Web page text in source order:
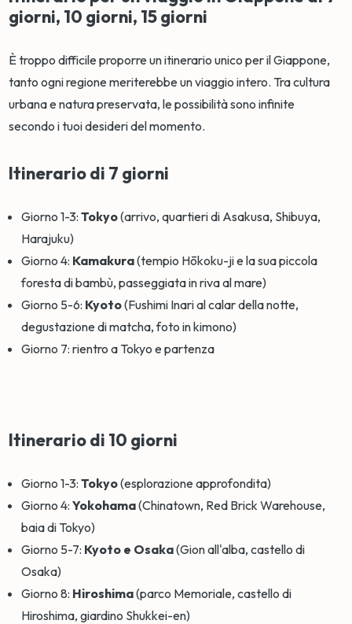
giorni, 10 giorni, 15 giorni
È troppo difficile proporre un itinerario unico per il Giappone,
tanto ogni regione meriterebbe un viaggio intero. Tra cultura
urbana e natura preservata, le possibilità sono infinite
secondo i tuoi desideri del momento.
Itinerario di 7 giorni
Giorno 1-3:Tokyo(arrivo, quartieri di Asakusa, Shibuya,
Harajuku)
Giorno 4: Kamakura(tempio Hōkoku-ji e la sua piccola
foresta di bambù, passeggiata in riva al mare)
Giorno 5-6: Kyoto(Fushimi Inari al calar della notte,
degustazione di matcha, foto in kimono)
Giorno 7: rientro a Tokyo e partenza
Itinerario di 10 giorni
Giorno 1-3:Tokyo(esplorazione approfondita)
Giorno 4:Yokohama(Chinatown, Red Brick Warehouse,
baia di Tokyo)
Giorno 5-7: Kyoto e Osaka(Gion all'alba, castello di
Osaka)
Giorno 8: Hiroshima(parco Memoriale, castello di
Hiroshima, giardino Shukkei-en)